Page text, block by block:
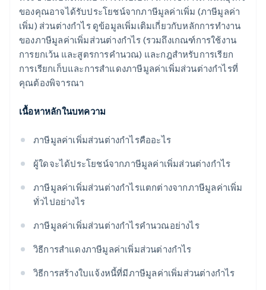
ของคุณอาจได้รับประโยชน์จากภาษีมูลค่าเพิ่ม (ภาษีมูลค่า
เพิ่ม) ส่วนต่างกำไร ดูข้อมูลเพิ่มเติมเกี่ยวกับหลักการทำงาน
ของภาษีมูลค่าเพิ่มส่วนต่างกำไร (รวมถึงเกณฑ์การใช้งาน
การยกเว้น และสูตรการคำนวณ) และกฎสำหรับการเรียก
การเรียกเก็บและการสำแดงภาษีมูลค่าเพิ่มส่วนต่างกำไรที่
คุณต้องพิจารณา
เนื้อหาหลักในบทความ
ภาษีมูลค่าเพิ่มส่วนต่างกำไรคืออะไร
ผู้ใดจะได้ประโยชน์จากภาษีมูลค่าเพิ่มส่วนต่างกำไร
ภาษีมูลค่าเพิ่มส่วนต่างกำไรแตกต่างจากภาษีมูลค่าเพิ่ม
ทั่วไปอย่างไร
ภาษีมูลค่าเพิ่มส่วนต่างกำไรคำนวณอย่างไร
วิธีการสำแดงภาษีมูลค่าเพิ่มส่วนต่างกำไร
วิธีการสร้างใบแจ้งหนี้ที่มีภาษีมูลค่าเพิ่มส่วนต่างกำไร